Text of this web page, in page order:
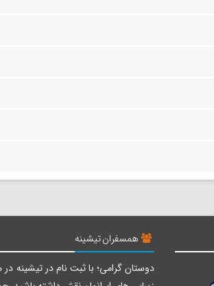
همسفران تیشینه
دوستان گرامی؛ با ثبت نام در تیشینه